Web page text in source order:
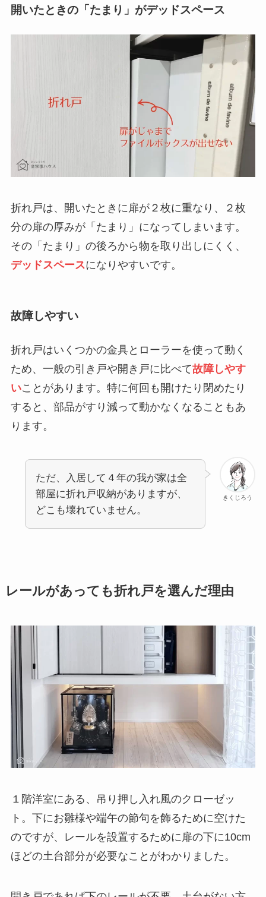
開いたときの「たまり」がデッドスペース
折れ戸は、開いたときに扉が２枚に重なり、２枚
分の扉の厚みが「たまり」になってしまいます。
その「たまり」の後ろから物を取り出しにくく、
デッドスペースになりやすいです。
故障しやすい
折れ戸はいくつかの金具とローラーを使って動く
ため、一般の引き戸や開き戸に比べて故障しやす
いことがあります。特に何回も開けたり閉めたり
すると、部品がすり減って動かなくなることもあ
ります。
きくじろう
ただ、入居して４年の我が家は全
部屋に折れ戸収納がありますが、
どこも壊れていません。
レールがあっても折れ戸を選んだ理由
１階洋室にある、吊り押し入れ風のクローゼッ
ト。下にお雛様や端午の節句を飾るために空けた
のですが、レールを設置するために扉の下に10cm
ほどの土台部分が必要なことがわかりました。